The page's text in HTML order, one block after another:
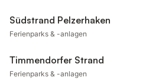
Südstrand Pelzerhaken
Ferienparks & -anlagen
Timmendorfer Strand
Ferienparks & -anlagen